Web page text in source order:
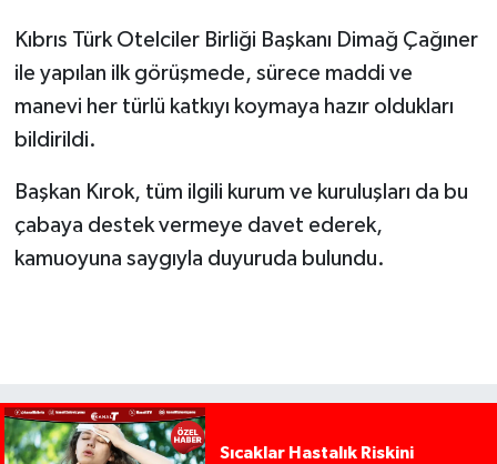
Kıbrıs Türk Otelciler Birliği Başkanı Dimağ Çağıner
ile yapılan ilk görüşmede, sürece maddi ve
manevi her türlü katkıyı koymaya hazır oldukları
bildirildi.
Başkan Kırok, tüm ilgili kurum ve kuruluşları da bu
çabaya destek vermeye davet ederek,
kamuoyuna saygıyla duyuruda bulundu.
Sıcaklar Hastalık Riskini